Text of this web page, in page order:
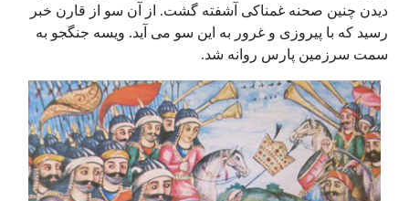
دیدن چنین صحنه غمناکی آشفته گشت. از آن سو از قارن خبر
رسید که با پیروزی و غرور به این سو می آید. ویسه جنگجو به
سمت سرزمین پارس روانه شد.